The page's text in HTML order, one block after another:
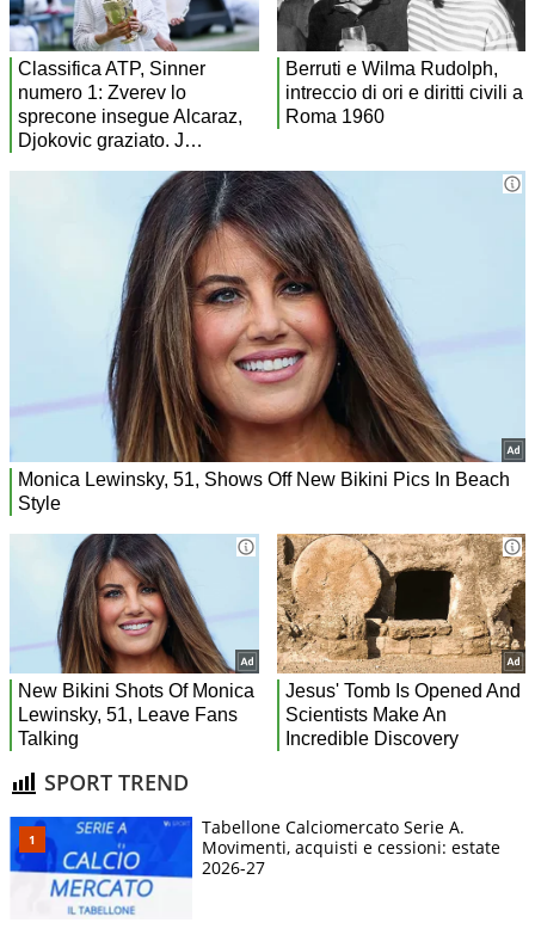
SPORT TREND
Tabellone Calciomercato Serie A.
Movimenti, acquisti e cessioni: estate
2026-27